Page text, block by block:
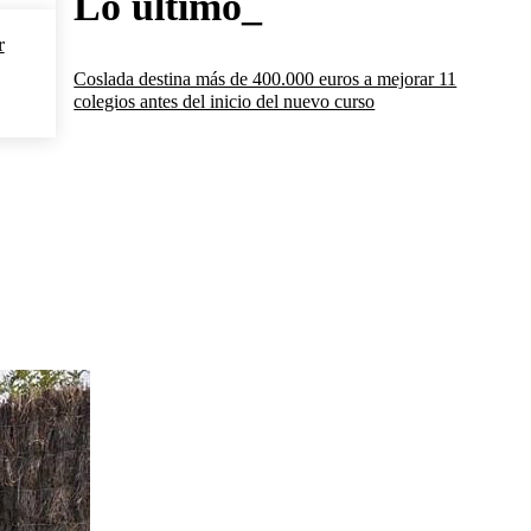
Coslada destina más de 400.000 euros a mejorar 11
colegios antes del inicio del nuevo curso